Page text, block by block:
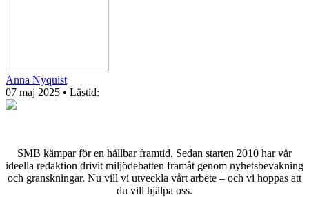
Anna Nyquist
07 maj 2025 • Lästid:
SMB kämpar för en hållbar framtid. Sedan starten 2010 har vår
ideella redaktion drivit miljödebatten framåt genom nyhetsbevakning
och granskningar. Nu vill vi utveckla vårt arbete – och vi hoppas att
du vill hjälpa oss.